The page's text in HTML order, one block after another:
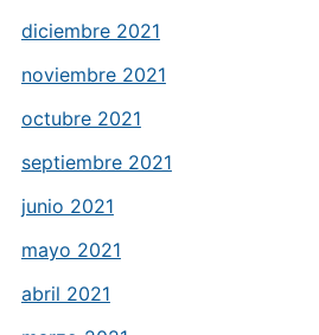
diciembre 2021
noviembre 2021
octubre 2021
septiembre 2021
junio 2021
mayo 2021
abril 2021